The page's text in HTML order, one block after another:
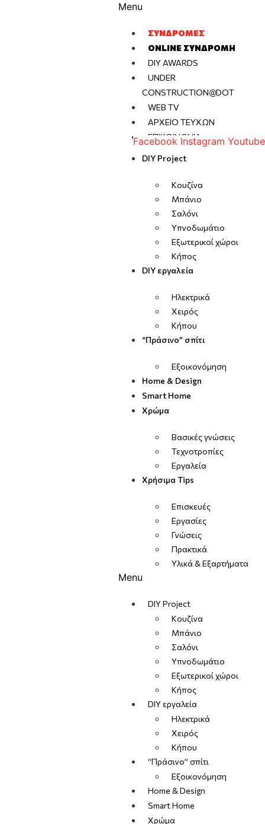
Menu
ΣΥΝΔΡΟΜΈΣ
ONLINE ΣΥΝΔΡΟΜΉ
DIY AWARDS
UNDER
CONSTRUCTION@DOT
WEB TV
ΑΡΧΕΊΟ ΤΕΥΧΏΝ
ΕΠΙΚΟΙΝΩΝΊΑ
Facebook Instagram Youtube
DIY Project
Κουζίνα
Μπάνιο
Σαλόνι
Υπνοδωμάτιο
Εξωτερικοί χώροι
Κήπος
DIY εργαλεία
Ηλεκτρικά
Χειρός
Κήπου
“Πράσινο” σπίτι
Εξοικονόμηση
Home & Design
Smart Home
Χρώμα
Βασικές γνώσεις
Τεχνοτροπίες
Εργαλεία
Χρήσιμα Tips
Επισκευές
Εργασίες
Γνώσεις
Πρακτικά
Υλικά & Εξαρτήματα
Menu
DIY Project
Κουζίνα
Μπάνιο
Σαλόνι
Υπνοδωμάτιο
Εξωτερικοί χώροι
Κήπος
DIY εργαλεία
Ηλεκτρικά
Χειρός
Κήπου
“Πράσινο” σπίτι
Εξοικονόμηση
Home & Design
Smart Home
Χρώμα